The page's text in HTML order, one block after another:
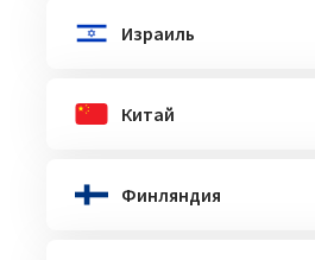
Израиль
Китай
Финляндия